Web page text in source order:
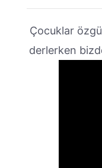
Çocuklar
derlerken